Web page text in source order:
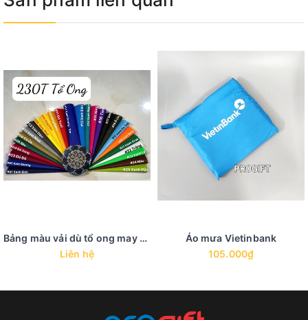
Bảng màu vải dù tổ ong may áo mưa
Liên hệ
Áo mưa Vietinbank
105.000₫